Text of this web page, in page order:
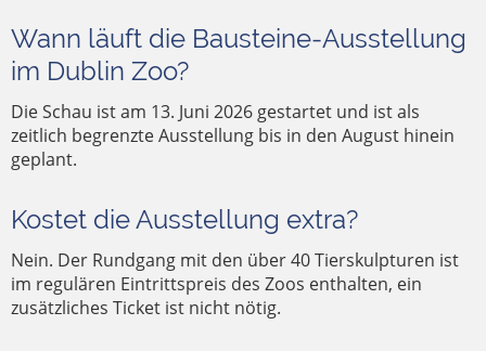
Wann läuft die Bausteine-Ausstellung
im Dublin Zoo?
Die Schau ist am 13. Juni 2026 gestartet und ist als
zeitlich begrenzte Ausstellung bis in den August hinein
geplant.
Kostet die Ausstellung extra?
Nein. Der Rundgang mit den über 40 Tierskulpturen ist
im regulären Eintrittspreis des Zoos enthalten, ein
zusätzliches Ticket ist nicht nötig.